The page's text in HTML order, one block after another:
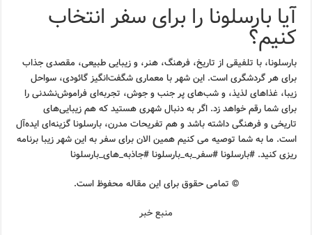
آیا بارسلونا را برای سفر انتخاب
کنیم؟
بارسلونا، با تلفیقی از تاریخ، فرهنگ، هنر، و زیبایی طبیعی، مقصدی جذاب
برای هر گردشگری است. این شهر با معماری شگفت‌انگیز گائودی، سواحل
زیبا، غذاهای لذیذ، و شب‌های پر جنب و جوش، تجربه‌ای فراموش‌نشدنی را
برای شما رقم خواهد زد. اگر به دنبال شهری هستید که هم زیبایی‌های
تاریخی و فرهنگی داشته باشد و هم تفریحات مدرن، بارسلونا گزینه‌ای ایده‌آل
است. ما به شما توصیه می کنیم همین الان برای سفر به این شهر زیبا برنامه
ریزی کنید. #بارسلونا #سفر_به_بارسلونا #جاذبه_های_بارسلونا
© تمامی حقوق برای این مقاله محفوظ است.
منبع خبر